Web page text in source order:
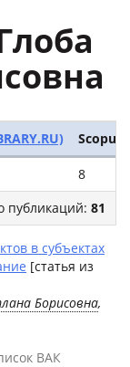
Scopus
8
публикаций: 81
в субъектах
[статья из
Борисовна,
ВАК